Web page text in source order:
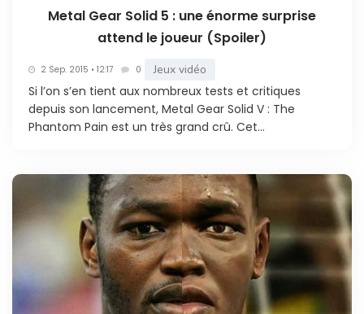
Metal Gear Solid 5 : une énorme surprise
attend le joueur (Spoiler)
2 Sep. 2015 • 12:17 0 Jeux vidéo
Si l’on s’en tient aux nombreux tests et critiques
depuis son lancement, Metal Gear Solid V : The
Phantom Pain est un très grand crû. Cet...